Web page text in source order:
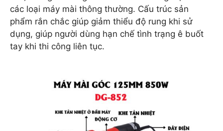
các loại máy mài thông thường. Cấu trúc sản
phẩm rắn chắc giúp giảm thiểu độ rung khi sử
dụng, giúp người dùng hạn chế tình trạng ê buốt
tay khi thi công liên tục.